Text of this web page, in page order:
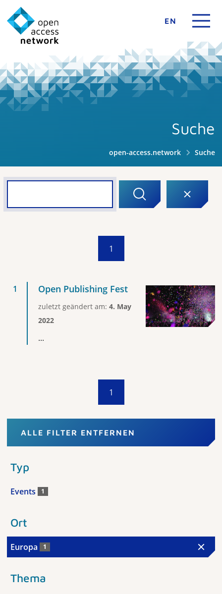
EN
Suche
open-access.network Suche
1
Open Publishing Fest
zuletzt geändert am: 4. May
2022
...
1
ALLE FILTER ENTFERNEN
Typ
Events 1
Ort
Europa 1
Thema